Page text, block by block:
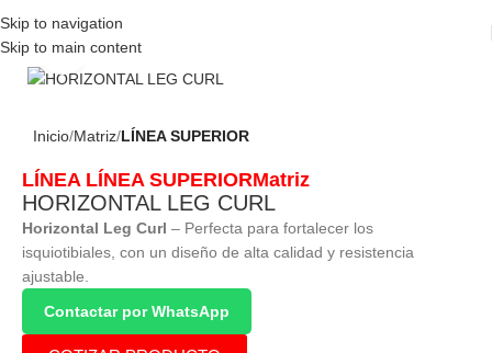
Skip to navigation
Skip to main content
Click to enlarge
Inicio Matriz LÍNEA SUPERIOR
LÍNEA LÍNEA SUPERIORMatriz
HORIZONTAL LEG CURL
Horizontal Leg Curl – Perfecta para fortalecer los
isquiotibiales, con un diseño de alta calidad y resistencia
ajustable.
Contactar por WhatsApp